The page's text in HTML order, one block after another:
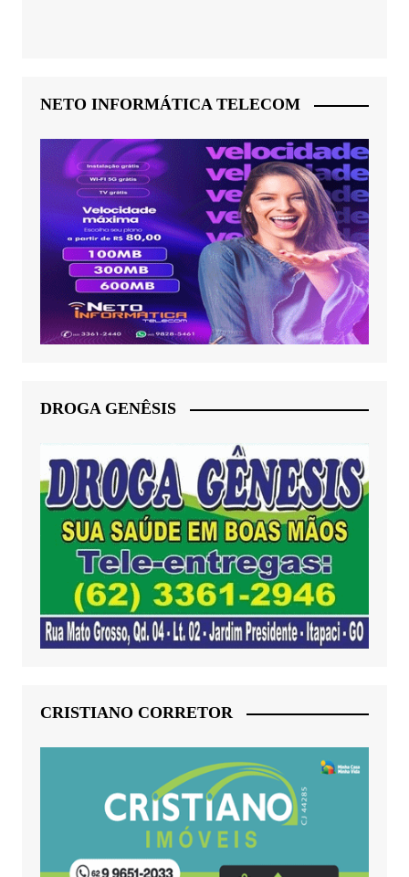
NETO INFORMÁTICA TELECOM
DROGA GENÊSIS
CRISTIANO CORRETOR